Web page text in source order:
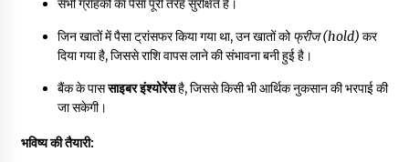
सभी ग्राहकों का पैसा पूरी तरह सुरक्षित है।
जिन खातों में पैसा ट्रांसफर किया गया था, उन खातों कोफ्रीज (hold) कर
दिया गया है, जिससे राशि वापस लाने की संभावना बनी हुई है।
बैंक के पाससाइबर इंश्योरेंसहै, जिससे किसी भी आर्थिक नुकसान की भरपाई की
जा सकेगी।
भविष्य की तैयारी: